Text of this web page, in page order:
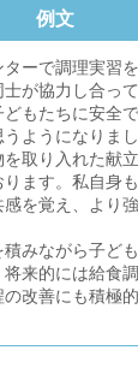
例文
ーで調理実習
が協力し合っ
もたちに安全
ようになりまし
取り入れた献
ます。私自身
を覚え、より
みながら子ど
来的には給食
改善にも積極